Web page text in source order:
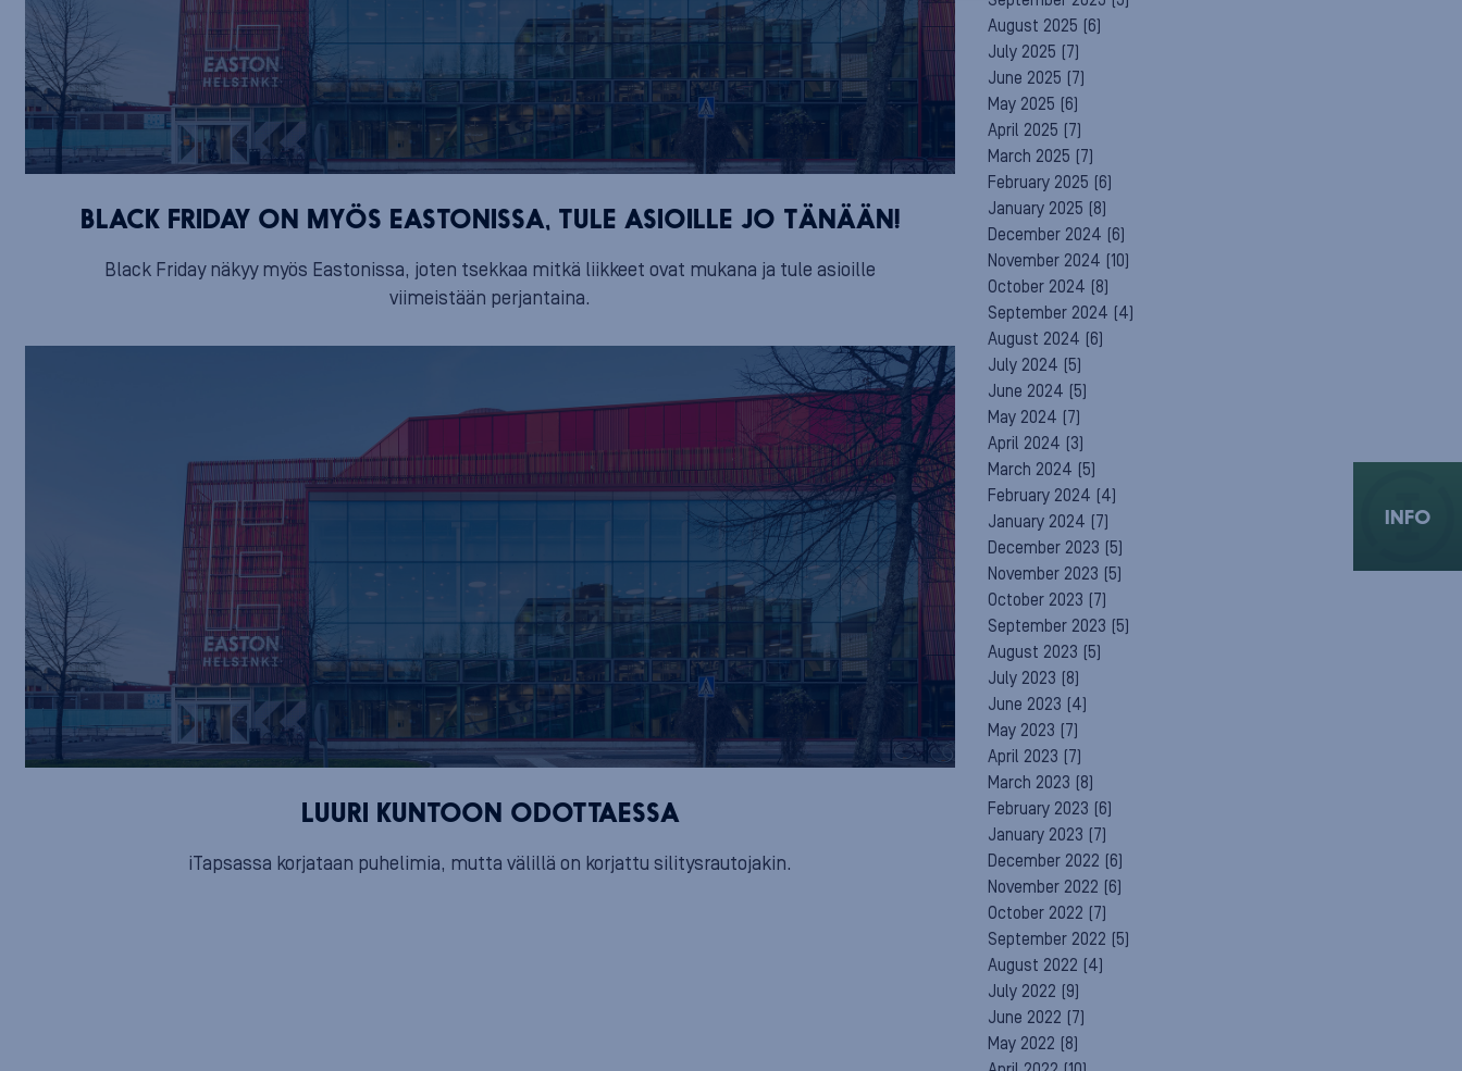
August 2025 (6)
July 2025 (7)
June 2025 (7)
May 2025 (6)
April 2025 (7)
March 2025 (7)
February 2025 (6)
January 2025 (8)
December 2024 (6)
November 2024 (10)
October 2024 (8)
September 2024 (4)
August 2024 (6)
July 2024 (5)
June 2024 (5)
May 2024 (7)
April 2024 (3)
March 2024 (5)
February 2024 (4)
January 2024 (7)
December 2023 (5)
November 2023 (5)
October 2023 (7)
September 2023 (5)
August 2023 (5)
July 2023 (8)
June 2023 (4)
May 2023 (7)
April 2023 (7)
March 2023 (8)
February 2023 (6)
January 2023 (7)
December 2022 (6)
November 2022 (6)
October 2022 (7)
September 2022 (5)
August 2022 (4)
July 2022 (9)
June 2022 (7)
May 2022 (8)
BLACK FRIDAY ON MYÖS EASTONISSA, TULE ASIOILLE JO TÄNÄÄN!
Black Friday näkyy myös Eastonissa, joten tsekkaa mitkä liikkeet ovat mukana ja tule asioille
viimeistään perjantaina.
LUURI KUNTOON ODOTTAESSA
iTapsassa korjataan puhelimia, mutta välillä on korjattu silitysrautojakin.
INFO